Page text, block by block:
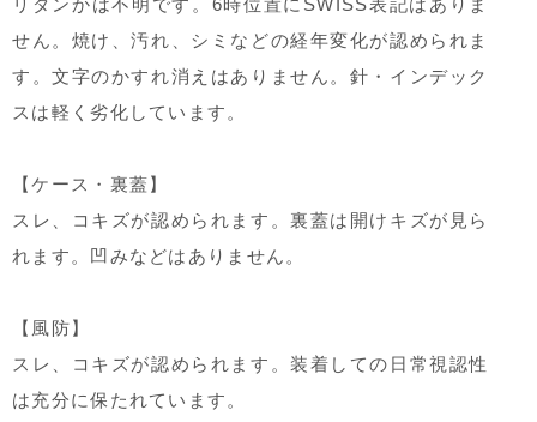
リダンかは不明です。6時位置にSWISS表記はありま
せん。焼け、汚れ、シミなどの経年変化が認められま
す。文字のかすれ消えはありません。針・インデック
スは軽く劣化しています。
【ケース・裏蓋】
スレ、コキズが認められます。裏蓋は開けキズが見ら
れます。凹みなどはありません。
【風防】
スレ、コキズが認められます。装着しての日常視認性
は充分に保たれています。